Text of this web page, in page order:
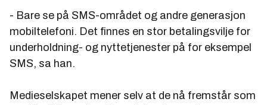
- Bare se på SMS-området og andre generasjon
mobiltelefoni. Det finnes en stor betalingsvilje for
underholdning- og nyttetjenester på for eksempel
SMS, sa han.
Medieselskapet mener selv at de nå fremstår som